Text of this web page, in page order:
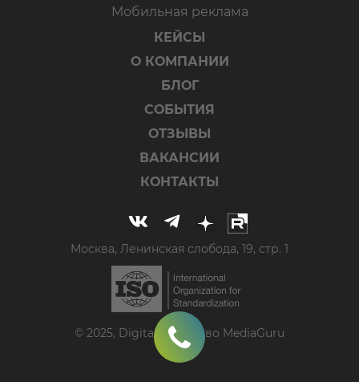
Мобильная реклама
КЕЙСЫ
О КОМПАНИИ
БЛОГ
СОБЫТИЯ
ОТЗЫВЫ
ВАКАНСИИ
КОНТАКТЫ
Москва, Ленинская слобода, 19, стр. 1
© 2025, Digital-агентство MediaGuru